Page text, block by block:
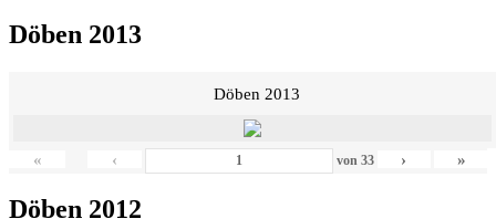
Döben 2013
Döben 2013
« ‹ von 33 › »
Döben 2012